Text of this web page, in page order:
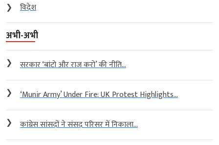
❯
विदेश
अभी-अभी
❯ सरकार ‘बांटो और राज करो’ की नीति...
❯ ‘Munir Army’ Under Fire: UK Protest Highlights...
❯ कांग्रेस सांसदों ने संसद परिसर में निकाला...